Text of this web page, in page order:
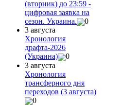
(вторник) до 23:59 -
цифровая заявка на
сезон. Украина.
0
3 августа
Хронология
драфта-2026
(Украина)
0
3 августа
Хронология
трансферного дня
переходов (3 августа)
0